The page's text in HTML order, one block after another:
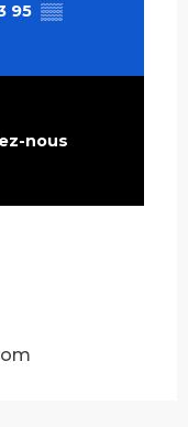
95 ▒▒
nous